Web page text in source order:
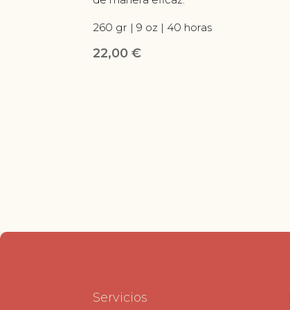
260 gr | 9 oz | 40 horas
22,00€
Servicios